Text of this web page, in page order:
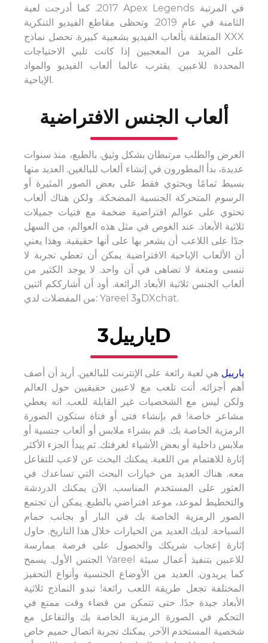
2017. كما أدرجت لعبة Apex Legends في المرتبة
الثامنة في عام 2019. وتحظى مقاطع الفيديو التنكرية
المتعلقة بألعاب الفيديو بشعبية كبيرة. تحصل نماذج XXX
على المزيد من المعجبين إذا كانت تلبي الاحتياجات
المحددة للاعبين. يقترب عالما ألعاب الفيديو والمواد
الإباحية.
ألعاب الجنس الافتراضية
العرض والطلب مرتبطان بشكل وثيق. بالطبع، منذ سنوات
عديدة، بدأ المطورون في إنشاء ألعاب للبالغين. العديد منها
بسيط تمامًا ويحتوي فقط على بعض الصور المثيرة أو
الرسوم المتحركة الجنسية المضحكة. ولكن هناك ألعاب
تحتوي على عوالم افتراضية ضخمة مع فتيات جميلات
ثلاثية الأبعاد. عند الغوص في مثل هذه العوالم، من السهل
جدًا على اللاعب أن يشعر بها على أنها حقيقية. وهذا يعني
أن الألعاب الإباحية الافتراضية يمكن أن تعطي تجربة لا
تنسى ومتعة لا تضاهى في آن واحد. لا يوجد الكثير من
ألعاب الجنس ثلاثية الأبعاد الرائعة. أود أن أشارككم اثنين
من المفضلات لدي: Yareel و3DXchat.
يارييل3D
يارييل هي لعبة رائعة على الإنترنت للبالغين. أريد أن أصف
أهم أجزائه. أنت تلعب مع لاعبين حقيقيين حول العالم
ولكن ليس مع الشخصيات غير القابلة للعب. انه يعطي
مشاعر خاصة! قم بإنشاء فتى أو فتاة ستكون الصورة
الرمزية الخاصة بك. قم بشراء ملابس أو ألعاب جنسية أو
ملابس داخلية أو بعض الأشياء لغرفتك. ثم يبدأ الجزء الأكثر
إثارة للاهتمام من اللعبة. يمكنك البحث عن لاعب للتفاعل
معه. هناك العديد من خيارات البحث التي تساعدك في
العثور على المستخدم المناسب. الآن يمكنك الدردشة
والتخطيط لموعد، موعد افتراضي بالطبع. يمكن أن تجتمع
الصور الرمزية الخاصة بك في البار أو بجانب حمام
السباحة. لديك العديد من الخيارات خلال هذا التاريخ. حاول
إثارة إعجاب شريكك والحصول على فرصة ممارسة
الجنس الأول. يسمح Yareel للاعبين بتنفيذ أعمال سيئة
كما يريدون. العديد من الأوضاع الجنسية وأنواع التحفيز
المختلفة تجعل طريقة اللعب رائعة! تبدو النماذج ثلاثية
الأبعاد جيدة جدًا. حتى تتمكن من قضاء وقت ممتع في
التحكم في الصورة الرمزية الخاصة بك والتفاعل مع
شخصية المستخدم الآخر. يمكنك تجربة اتصال حميم خاص